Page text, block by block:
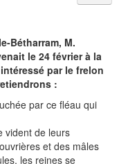
Bétharram, M.
le 24 février à la
par le frelon
:
par ce fléau qui
vident de leurs
et des mâles
les reines se